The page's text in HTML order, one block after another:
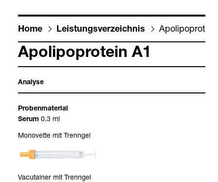
Home Leis­tungs­ver­zeich­nis
Apo­li­po­pro­tein A1
Ana­lyse
Pro­ben­ma­te­rial
Serum 0.3 ml
Mono­vette mit Trenn­gel
Vacu­tai­ner mit Trenn­gel